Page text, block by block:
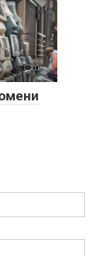
0